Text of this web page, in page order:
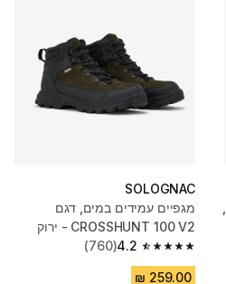
SOLOGNAC
מגפיים עמידים במים, דגם
CROSSHUNT 100 V2 - ירוק
4.2
4.2 out of 5 stars from 760 reviews
(760)